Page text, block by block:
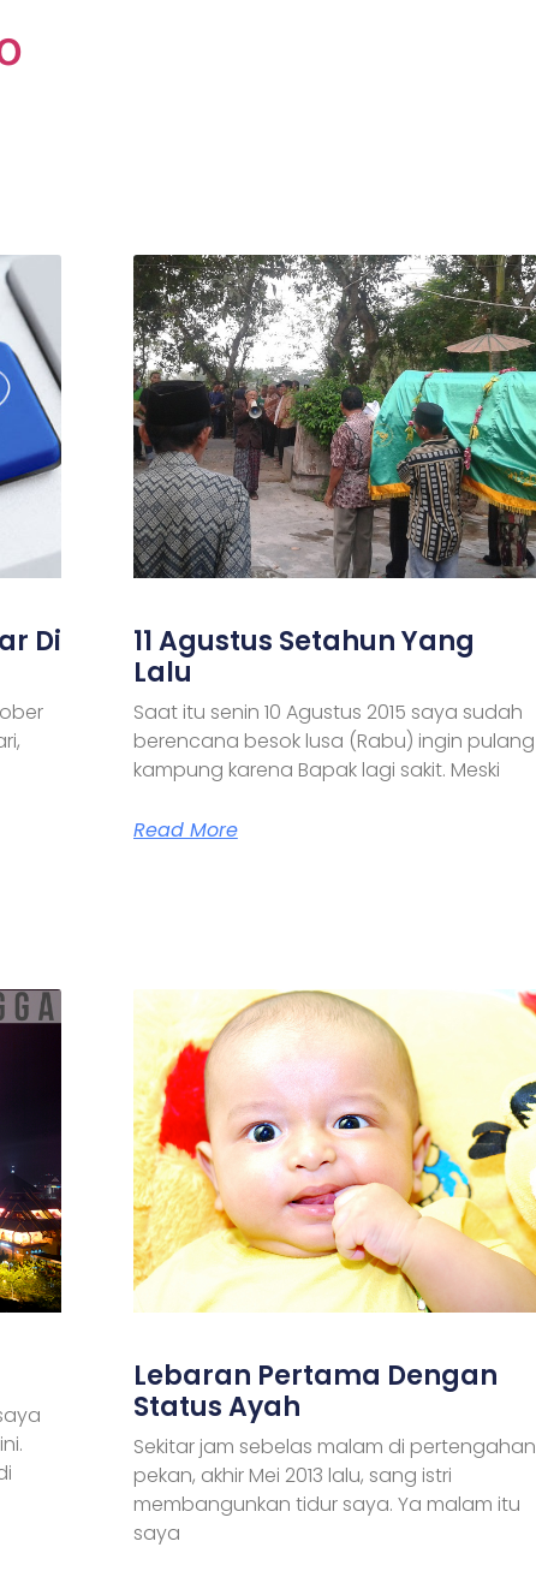
Di
11 Agustus Setahun Yang
Lalu
Saat itu senin 10 Agustus 2015 saya sudah
berencana besok lusa (Rabu) ingin pulang
kampung karena Bapak lagi sakit. Meski
Read More
Lebaran Pertama Dengan
Status Ayah
Sekitar jam sebelas malam di pertengahan
pekan, akhir Mei 2013 lalu, sang istri
membangunkan tidur saya. Ya malam itu
saya